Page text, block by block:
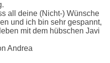
all deine (Nicht-) Wünsche
und ich bin sehr gespannt,
mit dem hübschen Javi
Andrea